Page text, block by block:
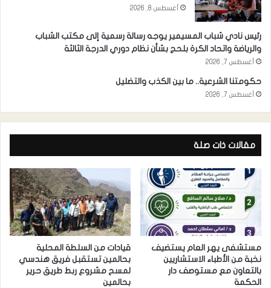
أغسطس 8, 2026
رئيس نادي شباب المسيمير يوجه رسالة رسمية إلى مكتب الشباب
والرياضة واتحاد الكرة بلحج بشأن نظام دوري الدرجة الثالثة
أغسطس 7, 2026
حكومتنا الشرعية.. ما بين الكذب والتضليل
أغسطس 7, 2026
مقالات ذات صلة
مستشفى يهر العام يستضيف
نخبة من الأطباء الاستشاريين
بالتعاون مع مستوصف دار
الحكمة
قيادات من السلطة المحلية
بحالمين تستقبل فريق هندسي
لمسح مشروع ربط طريق حرير
بحالمين